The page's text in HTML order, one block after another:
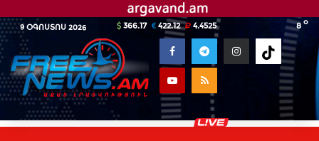
9 ՕԳՈՍՏՈՍ 2026 8 o
366.17 422.12 4.4525